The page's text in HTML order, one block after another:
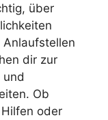
über
dir zur
und
Ob
oder